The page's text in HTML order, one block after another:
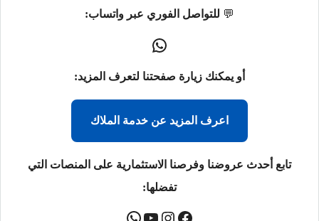
💬 للتواصل الفوري عبر واتساب:
أو يمكنك زيارة صفحتنا لتعرف المزيد:
اعرف المزيد عن خدمة الملاك
تابع أحدث عروضنا وفرصنا الاستثمارية على المنصات التي
تفضلها: